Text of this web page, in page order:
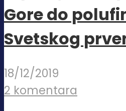
Gore do
Svetskog
18/12/2019
2 komentara